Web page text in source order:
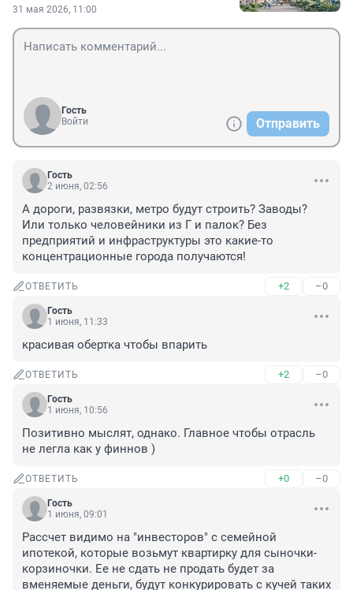
31 мая 2026, 11:00
Гость
Войти
Отправить
Гость
2 июня, 02:56
А дороги, развязки, метро будут строить? Заводы?
Или только человейники из Г и палок? Без
предприятий и инфраструктуры это какие-то
концентрационные города получаются!
ОТВЕТИТЬ +2 –0
Гость
1 июня, 11:33
красивая обертка чтобы впарить
ОТВЕТИТЬ +2 –0
Гость
1 июня, 10:56
Позитивно мыслят, однако. Главное чтобы отрасль
не легла как у финнов )
ОТВЕТИТЬ +0 –0
Гость
1 июня, 09:01
Рассчет видимо на "инвесторов" с семейной
ипотекой, которые возьмут квартирку для сыночки-
корзиночки. Ее не сдать не продать будет за
вменяемые деньги, будут конкурировать с кучей таких